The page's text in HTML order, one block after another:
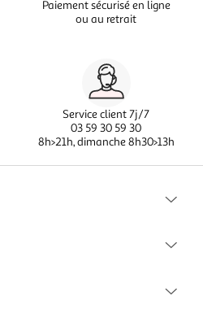
Paiement sécurisé en ligne
ou au retrait
Service client 7j/7
03 59 30 59 30
8h>21h, dimanche 8h30>13h